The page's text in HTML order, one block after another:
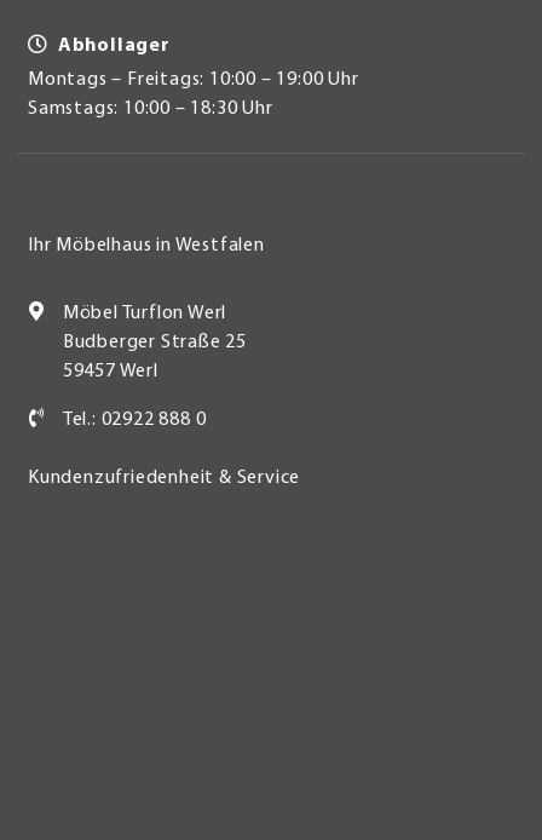
Abhollager
Montags – Freitags: 10:00 – 19:00 Uhr
Samstags: 10:00 – 18:30 Uhr
Ihr Möbelhaus in Westfalen
Möbel Turflon Werl
Budberger Straße 25
59457 Werl
Tel.: 02922 888 0
Kundenzufriedenheit & Service